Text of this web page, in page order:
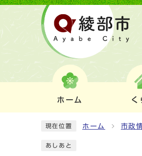
ホーム く
現在位置 ホーム 市政
あしあと